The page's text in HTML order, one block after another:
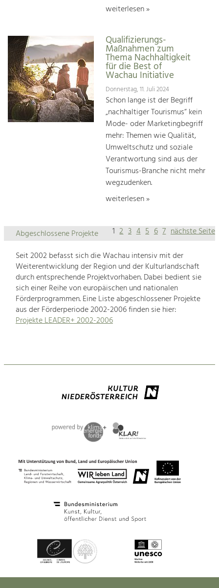
weiterlesen »
Qualifizierungs-
Maßnahmen zum
Thema Nachhaltigkeit
für die Best of
Wachau Initiative
Donnerstag, 11. Juli 2024
Schon lange ist der Begriff
„nachhaltiger Tourismus“ kein
Mode- oder Marketingbegriff
mehr: Themen wie Qualität,
Umweltschutz und soziale
Verantwortung sind aus der
Tourismus-Branche nicht mehr
wegzudenken.
weiterlesen »
1 2 3 4 5 6 7 nächste Seite
Abgeschlossene Projekte
Seit 2002 befasst sich die Wachau intensiv mit der
Weiterentwicklung der Region und der Kulturlandschaft
durch entsprechende Projektvorhaben. Dabei bedient sie
sich einer Reihe von europäischen und nationalen
Förderprogrammen. Eine Liste abgeschlossener Projekte
aus der Förderperiode 2002-2006 finden sie hier:
Projekte LEADER+ 2002-2006